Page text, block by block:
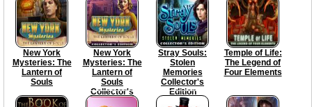
New York
Mysteries: The
Lantern of
Souls
New York
Mysteries: The
Lantern of
Souls
Collector's
Edition
Stray Souls:
Stolen
Memories
Collector's
Edition
Temple of Life:
The Legend of
Four Elements